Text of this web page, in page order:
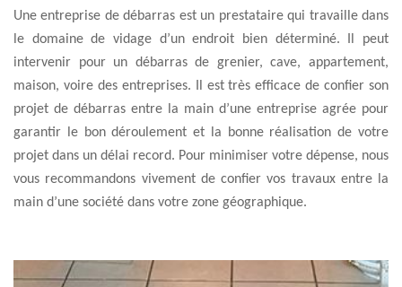
Une entreprise de débarras est un prestataire qui travaille dans
le domaine de vidage d’un endroit bien déterminé. Il peut
intervenir pour un débarras de grenier, cave, appartement,
maison, voire des entreprises. Il est très efficace de confier son
projet de débarras entre la main d’une entreprise agrée pour
garantir le bon déroulement et la bonne réalisation de votre
projet dans un délai record. Pour minimiser votre dépense, nous
vous recommandons vivement de confier vos travaux entre la
main d’une société dans votre zone géographique.